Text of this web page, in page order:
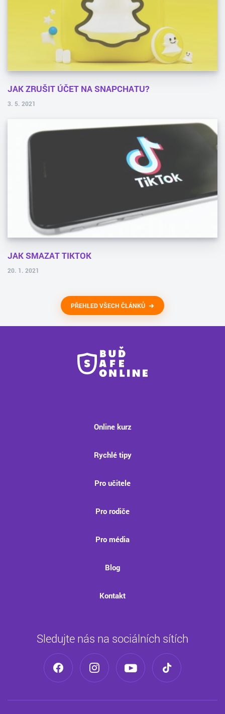
JAK ZRUŠIT ÚČET NA SNAPCHATU?
3. 5. 2021
JAK SMAZAT TIKTOK
20. 1. 2021
PŘEHLED VŠECH ČLÁNKŮ
Online kurz
Rychlé tipy
Pro učitele
Pro rodiče
Pro média
Blog
Kontakt
Sledujte nás na sociálních sítích